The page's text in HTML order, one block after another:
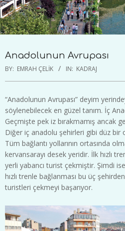
Anadolunun Avrupası
BY: EMRAH ÇELIK IN: KADRAJ
“Anadolunun Avrupası” deyim
söylenebilecek en güzel tanım. İç
Geçmişte pek iz bırakmamış ancak
Diğer iç anadolu şehirleri gibi düz bir
Tüm bağlantı yollarının ortasında
kervansarayı desek yeridir. İlk hızlı
yerli yabancı turist çekmiştir. Şimdi
hızlı trenle bağlanması bu üç
turistleri çekmeyi başarıyor.